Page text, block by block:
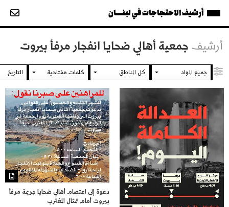
أرشيف الاحتجاجات في لبنــــان
أرشيف جمعية أهالي ضحايا انفجار مرفأ بيروت
دعوة إلى اعتصام أهالي ضحايا جريمة مرفأ
بيروت أمام تمثال المغترب